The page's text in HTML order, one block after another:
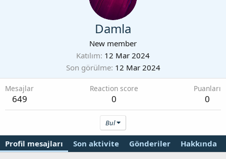
Damla
New member
Katılım 12 Mar 2024
Son görülme 12 Mar 2024
Mesajlar
649
Reaction score
0
Puanları
0
Bul
Profil mesajları Son aktivite Gönderiler Hakkında